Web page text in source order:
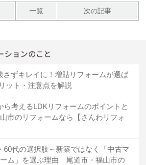
一覧 次の記事
ションのこと
さずキレイに！増貼リフォームが選ば
ット・注意点を解説
ら考えるLDKリフォームのポイントと
市のリフォームなら【さんわリフォ
60代の選択肢～新築ではなく「中古マ
ム」を選ぶ理由 尾道市・福山市の